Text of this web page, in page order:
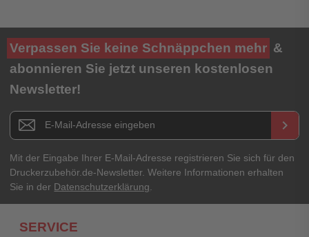
Ihre Bewertung**
★★★★★
Titel**
E-Mail-Adresse
Ihr Passwort
Verpassen Sie keine Schnäppchen mehr &
abonnieren Sie jetzt unseren kostenlosen
Newsletter!
Newsletter E-Mail Adresse keyboard_arrow_right
Mit der Eingabe Ihrer E-Mail-Adresse registrieren Sie sich für den
Druckerzubehör.de-Newsletter. Weitere Informationen erhalten
Sie in der Datenschutzerklärung
SERVICE